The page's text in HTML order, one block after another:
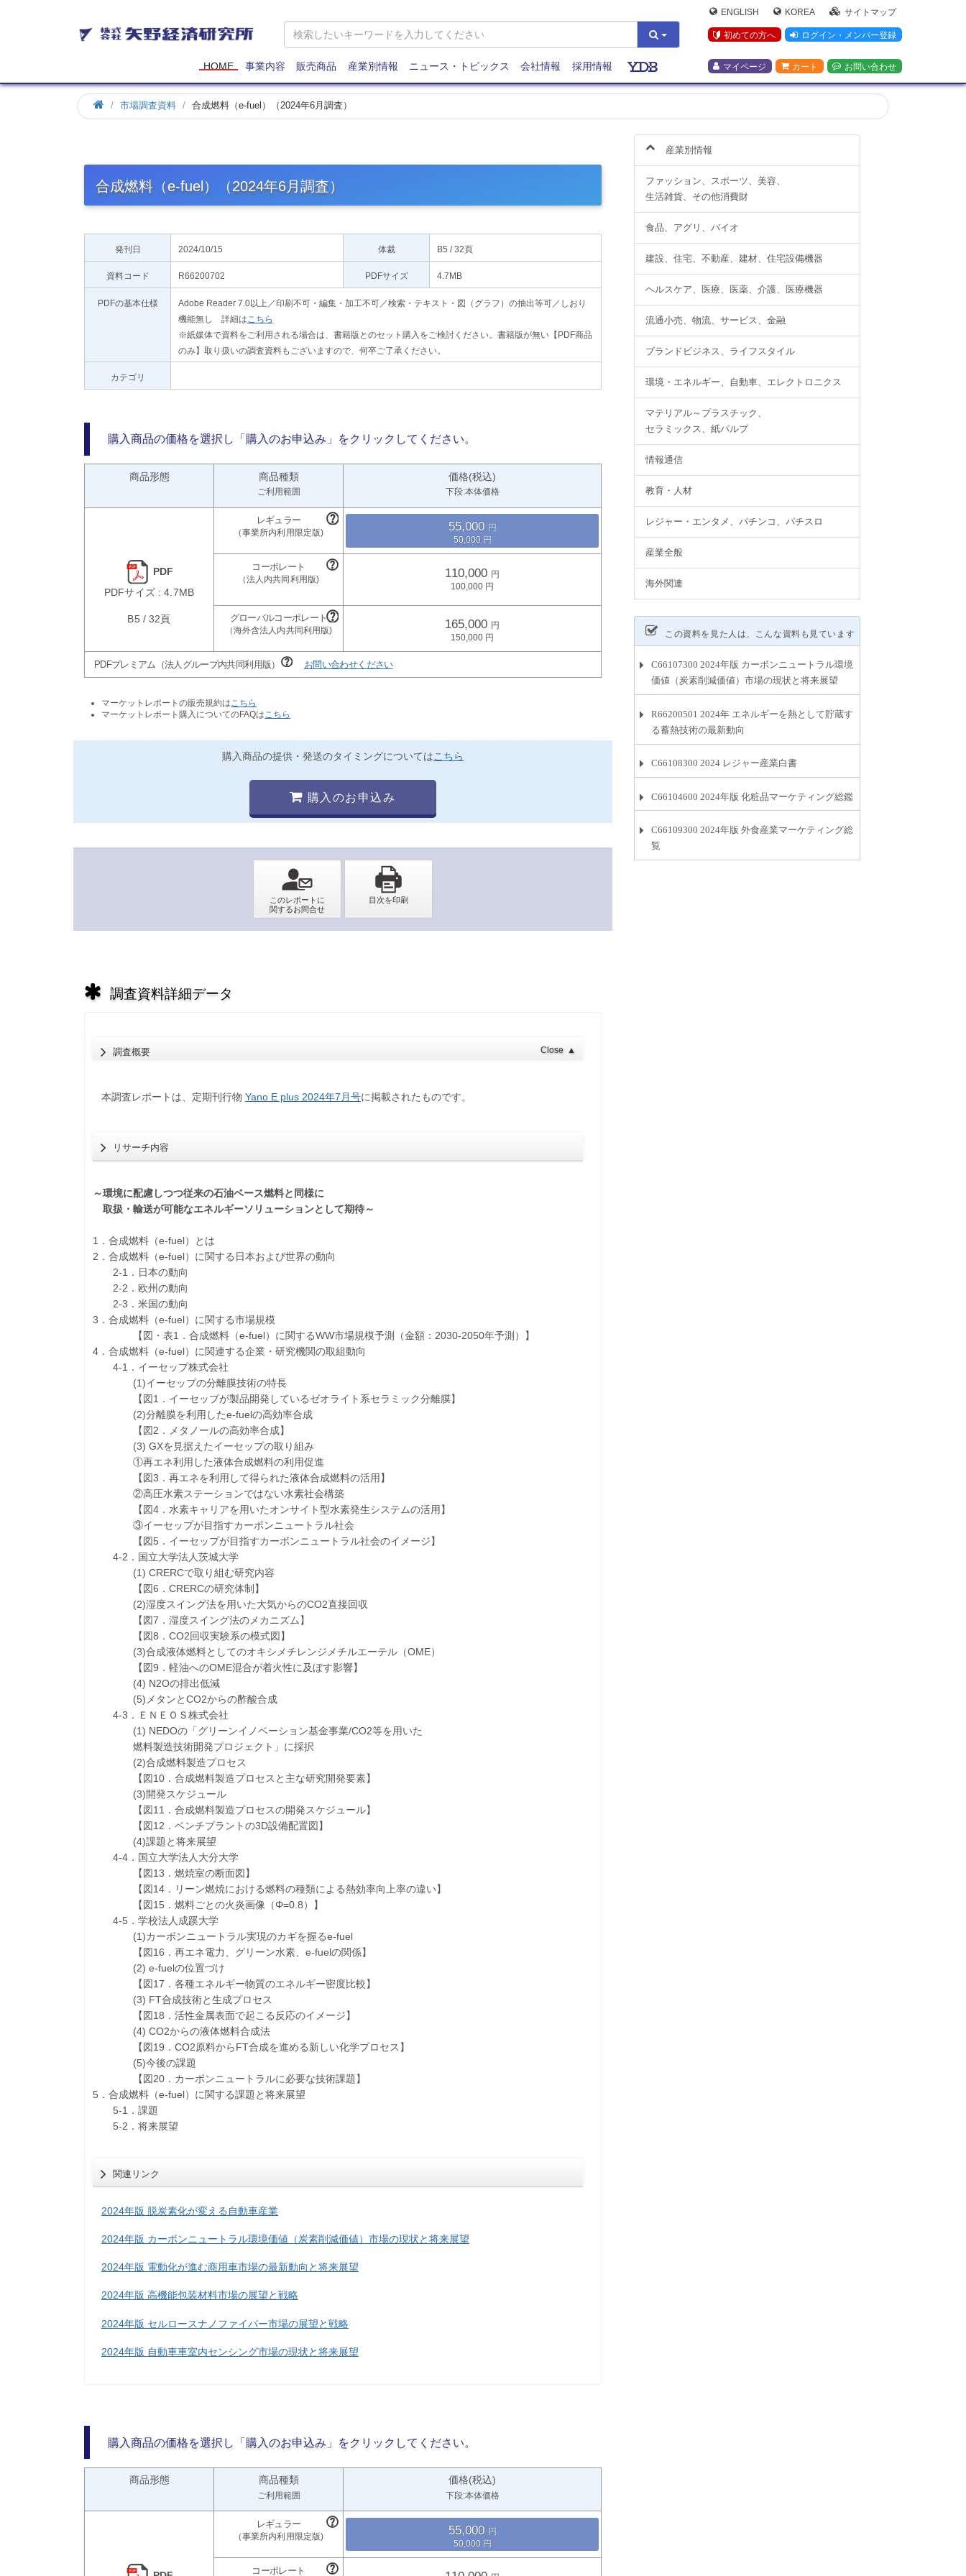
矢
野
研
究
所
ENGLISH KOREA サイトマップ
初めての方へ ログイン・メンバー登録
マイページ カート お問い合わせ
HOME 事業内容 販売商品 産業別情報 ニュース・トピックス 会社情報 採用情報
市場調査資料 合成燃料（e-fuel）（2024年6月調査）
合成燃料（e-fuel）（2024年6月調査）
発刊日 2024/10/15 体裁 B5 / 32頁
資料コード R66200702 PDFサイズ 4.7MB
PDFの基本仕様
Adobe Reader 7.0以上／印刷不可・編集・加工不可／検索・テキスト・図（グラフ）の抽出等可／しおり
機能無し 詳細は こちら
※紙媒体で資料をご利用される場合は、書籍版とのセット購入をご検討ください。書籍版が無い【PDF商品
のみ】取り扱いの調査資料もございますので、何卒ご了承ください。
カテゴリ
購入商品の価格を選択し「購入のお申込み」をクリックしてください。
商品形態 商品種類
ご利用範囲
価格(税込)
下段:本体価格
55,000
50,000
PDF
PDFサイズ : 4.7MB
110,000
100,000
B5 / 32頁 165,000
150,000
PDFプレミアム（法人グループ内共同利用版） お問い合わせください
マーケットレポートの販売規約は こちら
マーケットレポート購入についてのFAQは こちら
購入商品の提供・発送のタイミングについてはこちら
購入のお申込み
調査資料詳細データ
調査概要 Close ▲
本調査レポートは、定期刊行物 Yano E plus 2024年7月号に掲載されたものです。
リサーチ内容
～環境に配慮しつつ従来の石油ベース燃料と同様に
取扱・輸送が可能なエネルギーソリューションとして期待～
1．合成燃料（e-fuel）とは
2．合成燃料（e-fuel）に関する日本および世界の動向
2-1．日本の動向
2-2．欧州の動向
2-3．米国の動向
3．合成燃料（e-fuel）に関する市場規模
【図・表1．合成燃料（e-fuel）に関するWW市場規模予測（金額：2030-2050年予測）】
4．合成燃料（e-fuel）に関連する企業・研究機関の取組動向
4-1．イーセップ株式会社
(1)イーセップの分離膜技術の特長
【図1．イーセップが製品開発しているゼオライト系セラミック分離膜】
(2)分離膜を利用したe-fuelの高効率合成
【図2．メタノールの高効率合成】
(3) GXを見据えたイーセップの取り組み
①再エネ利用した液体合成燃料の利用促進
【図3．再エネを利用して得られた液体合成燃料の活用】
②高圧水素ステーションではない水素社会構築
【図4．水素キャリアを用いたオンサイト型水素発生システムの活用】
③イーセップが目指すカーボンニュートラル社会
【図5．イーセップが目指すカーボンニュートラル社会のイメージ】
4-2．国立大学法人茨城大学
(1) CRERCで取り組む研究内容
【図6．CRERCの研究体制】
(2)湿度スイング法を用いた大気からのCO2直接回収
【図7．湿度スイング法のメカニズム】
【図8．CO2回収実験系の模式図】
(3)合成液体燃料としてのオキシメチレンジメチルエーテル（OME）
【図9．軽油へのOME混合が着火性に及ぼす影響】
(4) N2Oの排出低減
(5)メタンとCO2からの酢酸合成
4-3．ＥＮＥＯＳ株式会社
(1) NEDOの「グリーンイノベーション基金事業/CO2等を用いた
燃料製造技術開発プロジェクト」に採択
(2)合成燃料製造プロセス
【図10．合成燃料製造プロセスと主な研究開発要素】
(3)開発スケジュール
【図11．合成燃料製造プロセスの開発スケジュール】
【図12．ベンチプラントの3D設備配置図】
(4)課題と将来展望
4-4．国立大学法人大分大学
【図13．燃焼室の断面図】
【図14．リーン燃焼における燃料の種類による熱効率向上率の違い】
【図15．燃料ごとの火炎画像（Φ=0.8）】
4-5．学校法人成蹊大学
(1)カーボンニュートラル実現のカギを握るe-fuel
【図16．再エネ電力、グリーン水素、e-fuelの関係】
(2) e-fuelの位置づけ
【図17．各種エネルギー物質のエネルギー密度比較】
(3) FT合成技術と生成プロセス
【図18．活性金属表面で起こる反応のイメージ】
(4) CO2からの液体燃料合成法
【図19．CO2原料からFT合成を進める新しい化学プロセス】
(5)今後の課題
【図20．カーボンニュートラルに必要な技術課題】
5．合成燃料（e-fuel）に関する課題と将来展望
5-1．課題
5-2．将来展望
関連リンク
2024年版 脱炭素化が変える自動車産業
2024年版 カーボンニュートラル環境価値（炭素削減価値）市場の現状と将来展望
2024年版 電動化が進む商用車市場の最新動向と将来展望
2024年版 高機能包装材料市場の展望と戦略
2024年版 セルロースナノファイバー市場の展望と戦略
2024年版 自動車車室内センシング市場の現状と将来展望
購入商品の価格を選択し「購入のお申込み」をクリックしてください。
商品形態 商品種類
ご利用範囲
価格(税込)
下段:本体価格
55,000
50,000
産業別情報
ファッション、スポーツ、美容、
生活雑貨、その他消費財
食品、アグリ、バイオ
建設、住宅、不動産、建材、住宅設備機器
ヘルスケア、医療、医薬、介護、医療機器
流通小売、物流、サービス、金融
ブランドビジネス、ライフスタイル
環境・エネルギー、自動車、エレクトロニクス
マテリアル～プラスチック、
セラミックス、紙パルプ
情報通信
教育・人材
レジャー・エンタメ、パチンコ、パチスロ
産業全般
海外関連
この資料を見た人は、こんな資料も見ています
C66107300 2024年版 カーボンニュートラル環境
価値（炭素削減価値）市場の現状と将来展望
R66200501 2024年 エネルギーを熱として貯蔵す
る蓄熱技術の最新動向
C66108300 2024 レジャー産業白書
C66104600 2024年版 化粧品マーケティング総鑑
C66109300 2024年版 外食産業マーケティング総
覧